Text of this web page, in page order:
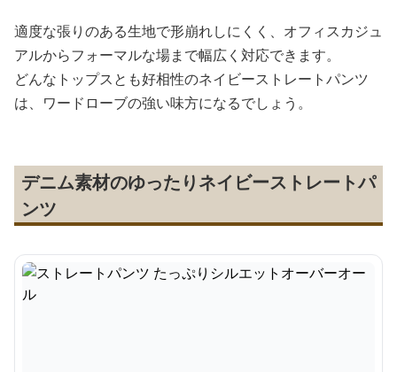
適度な張りのある生地で形崩れしにくく、オフィスカジュ
アルからフォーマルな場まで幅広く対応できます。
どんなトップスとも好相性のネイビーストレートパンツ
は、ワードローブの強い味方になるでしょう。
デニム素材のゆったりネイビーストレートパ
ンツ